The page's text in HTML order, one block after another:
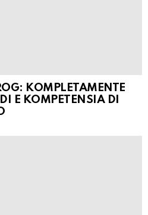
KOMPLETAMENTE
E KOMPETENSIA DI